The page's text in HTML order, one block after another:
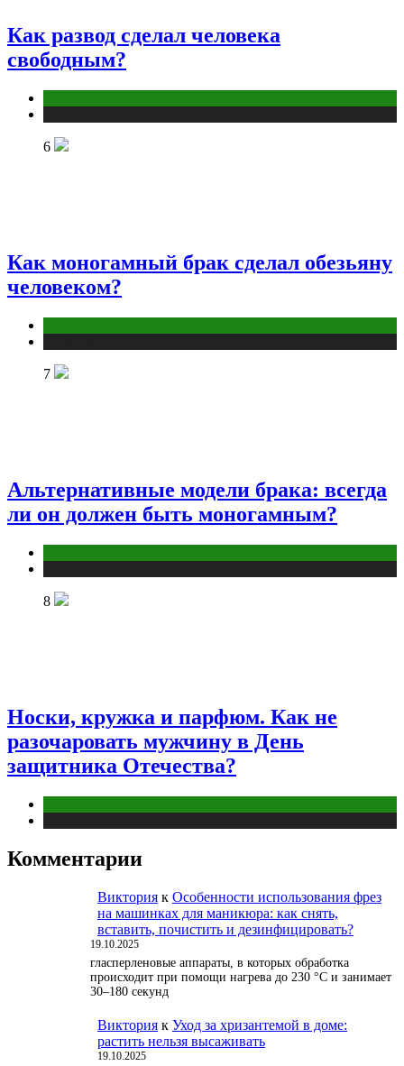
Как развод сделал человека
свободным?
6
Как моногамный брак сделал обезьяну
человеком?
7
Альтернативные модели брака: всегда
ли он должен быть моногамным?
8
Носки, кружка и парфюм. Как не
разочаровать мужчину в День
защитника Отечества?
Комментарии
Виктория к Особенности использования фрез
на машинках для маникюра: как снять,
вставить, почистить и дезинфицировать?
19.10.2025
гласперленовые аппараты, в которых обработка
происходит при помощи нагрева до 230 °С и занимает
30–180 секунд
Виктория к Уход за хризантемой в доме:
растить нельзя высаживать
19.10.2025